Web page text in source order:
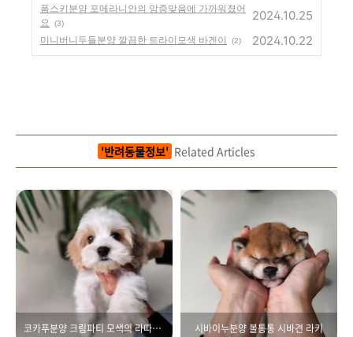
폼스키분양 포메라니안의 앙증맞음에 가까워졌어
요
(3)
2024.10.25
미니버니두들분양 깔끔한 트라이모색 바겐이 (2) 2024.10.22
'반려동물정보' Related Articles
코카푸분양 크림파티 모색의 라따뚜이 시바이누분양 볼통통 시바견 라키